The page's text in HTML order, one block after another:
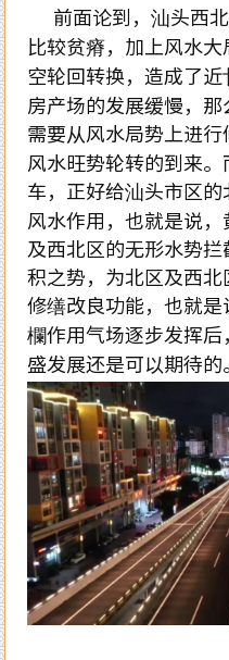
前面论到，汕头西
比较贫瘠，加上风水
空轮回转换，造成了
房产场的发展缓慢，
需要从风水局势上进
风水旺势轮转的到来
车，正好给汕头市区
风水作用，也就是说
及西北区的无形水势
积之势，为北区及西
修缮改良功能，也就
欄作用气场逐步发挥
盛发展还是可以期待的。